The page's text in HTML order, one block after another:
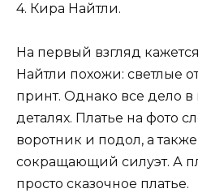
4. Кира Найтли.
На первый взгляд
Найтли похожи: светлые
принт. Однако все дело в
деталях. Платье на фото
воротник и подол, а
сокращающий силуэт. А
просто сказочное платье.